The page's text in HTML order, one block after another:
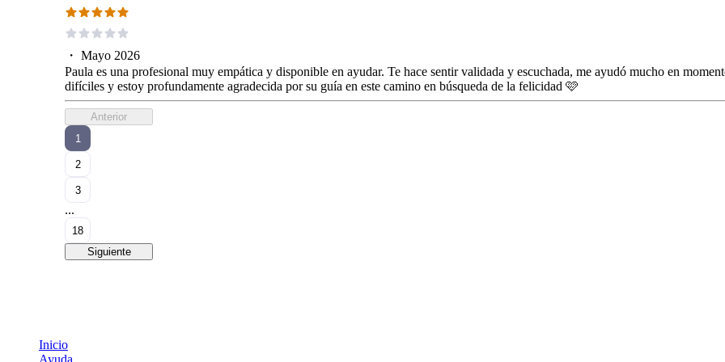
・ Mayo 2026
Paula es una profesional muy empática y disponible en ayudar. Te hace sentir validada y escuchada, me ayudó mucho en
difíciles y estoy profundamente agradecida por su guía en este camino en búsqueda de la felicidad 🩷
Anterior
1
2
3
...
18
Siguiente
Inicio